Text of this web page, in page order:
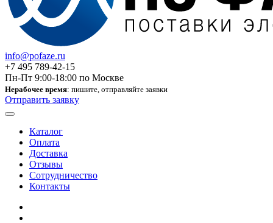
info@pofaze.ru
+7 495 789-42-15
Пн-Пт 9:00-18:00 по Москве
Нерабочее время: пишите, отправляйте заявки
Отправить заявку
Каталог
Оплата
Доставка
Отзывы
Сотрудничество
Контакты